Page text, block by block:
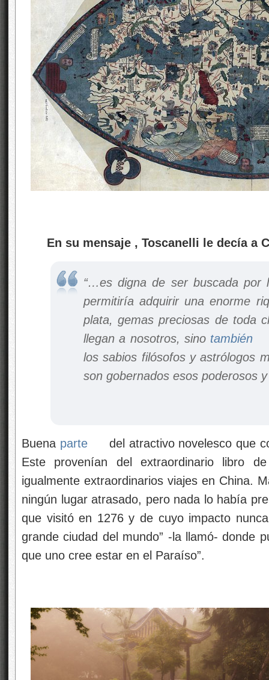
En su mensaje , Toscanelli le decía a
“…es digna de ser buscada por
permitiría adquirir una enorme
plata, gemas preciosas de toda
llegan a nosotros, sino también
los sabios filósofos y astrólogos
son gobernados esos poderosos
Buena parte
del atractivo novelesco que
Este provenían del extraordinario libro
igualmente extraordinarios viajes en China.
ningún lugar atrasado, pero nada lo había
que visitó en 1276 y de cuyo impacto
grande ciudad del mundo” -la llamó- donde
que uno cree estar en el Paraíso”.